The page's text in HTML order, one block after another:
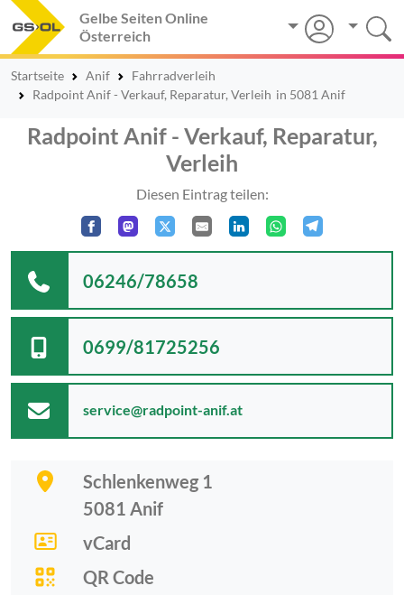
Gelbe Seiten Online
Österreich
Startseite Anif
Fahrradverleih
Radpoint Anif - Verkauf, Reparatur, Verleih in 5081 Anif
Radpoint Anif - Verkauf, Reparatur,
Verleih
Diesen Eintrag teilen:
Schlenkenweg 1
5081 Anif
vCard
QR Code
06246/78658
0699/81725256
service@radpoint-anif.at